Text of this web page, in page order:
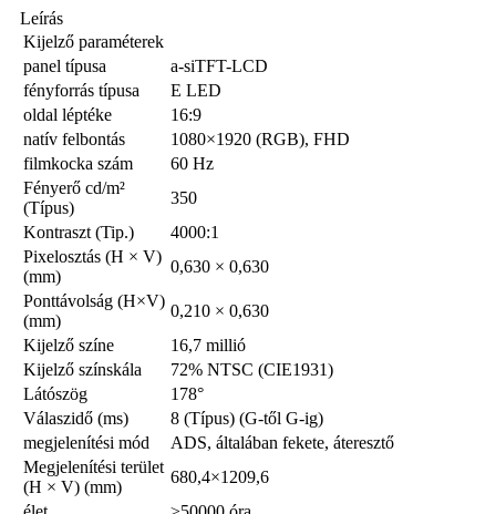
Leírás
Kijelző paraméterek
panel típusa
a-siTFT-LCD
fényforrás típusa
E LED
oldal léptéke
16:9
natív felbontás
1080×1920 (RGB), FHD
filmkocka szám
60 Hz
Fényerő cd/m²
(Típus)
350
Kontraszt (Tip.)
4000:1
Pixelosztás (H × V)
(mm)
0,630 × 0,630
Ponttávolság (H×V)
(mm)
0,210 × 0,630
Kijelző színe
16,7 millió
Kijelző színskála
72% NTSC (CIE1931)
Látószög
178°
Válaszidő (ms)
8 (Típus) (G-től G-ig)
megjelenítési mód
ADS, általában fekete, áteresztő
Megjelenítési terület
(H × V) (mm)
680,4×1209,6